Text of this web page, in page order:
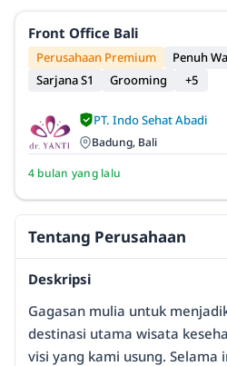
Front Office Bali
Perusahaan Premium
Penuh
Sarjana S1
Grooming +5
PT. Indo Sehat Abadi
Badung, Bali
4 bulan yang lalu
Tentang Perusahaan
Deskripsi
Gagasan mulia untuk
destinasi utama wisata
visi yang kami usung. Selama